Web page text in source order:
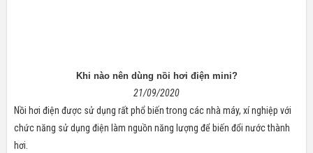
Khi nào nên dùng nồi hơi điện mini?
21/09/2020
Nồi hơi điện được sử dụng rất phổ biến trong các nhà máy, xí nghiệp với
chức năng sử dụng điện làm nguồn năng lượng để biến đổi nước thành
hơi.